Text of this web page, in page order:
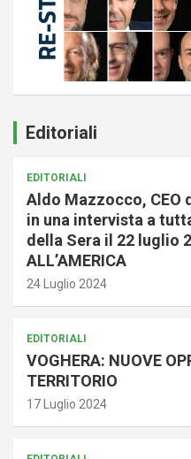
Editoriali
EDITORIALI
Aldo Mazzocco, CEO
in una intervista a
della Sera il 22 luglio
ALL’AMERICA
24 Luglio 2024
EDITORIALI
VOGHERA: NUOVE
TERRITORIO
17 Luglio 2024